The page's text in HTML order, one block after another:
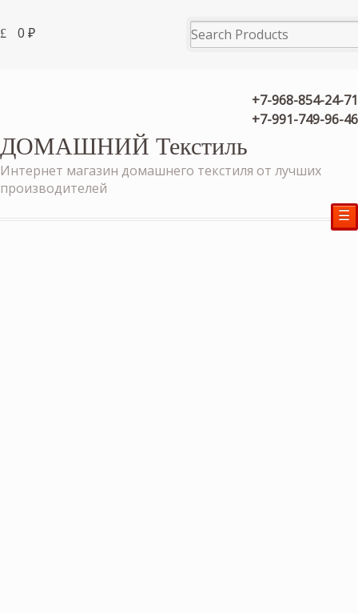
0 ₽
+7-968-854-24-71
+7-991-749-96-46
ДОМАШНИЙ Текстиль
Интернет магазин домашнего текстиля от лучших
производителей
☰